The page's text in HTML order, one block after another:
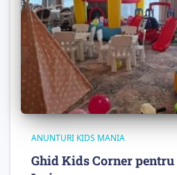
ANUNTURI KIDS MANIA
Ghid Kids Corner